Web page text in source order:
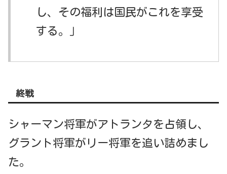
し、その福利は国民がこれを享受
する。」
終戦
シャーマン将軍がアトランタを占領し、
グラント将軍がリー将軍を追い詰めまし
た。